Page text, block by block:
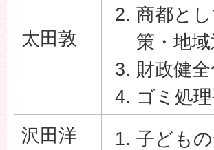
太田敦
商都と
策・地
財政健
ゴミ処
沢田洋
子ども